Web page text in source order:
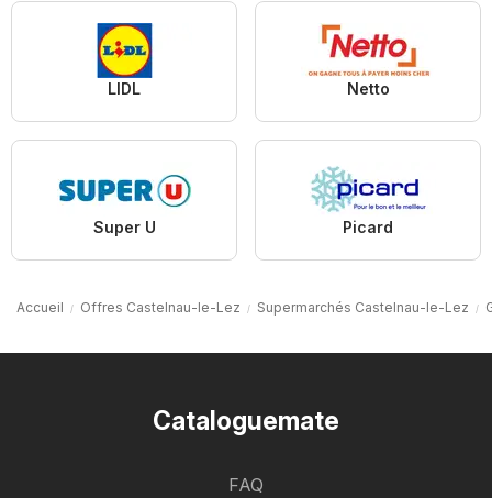
LIDL Netto
Super U Picard
Accueil Offres Castelnau-le-Lez Supermarchés Castelnau-le-Lez
Cataloguemate
FAQ